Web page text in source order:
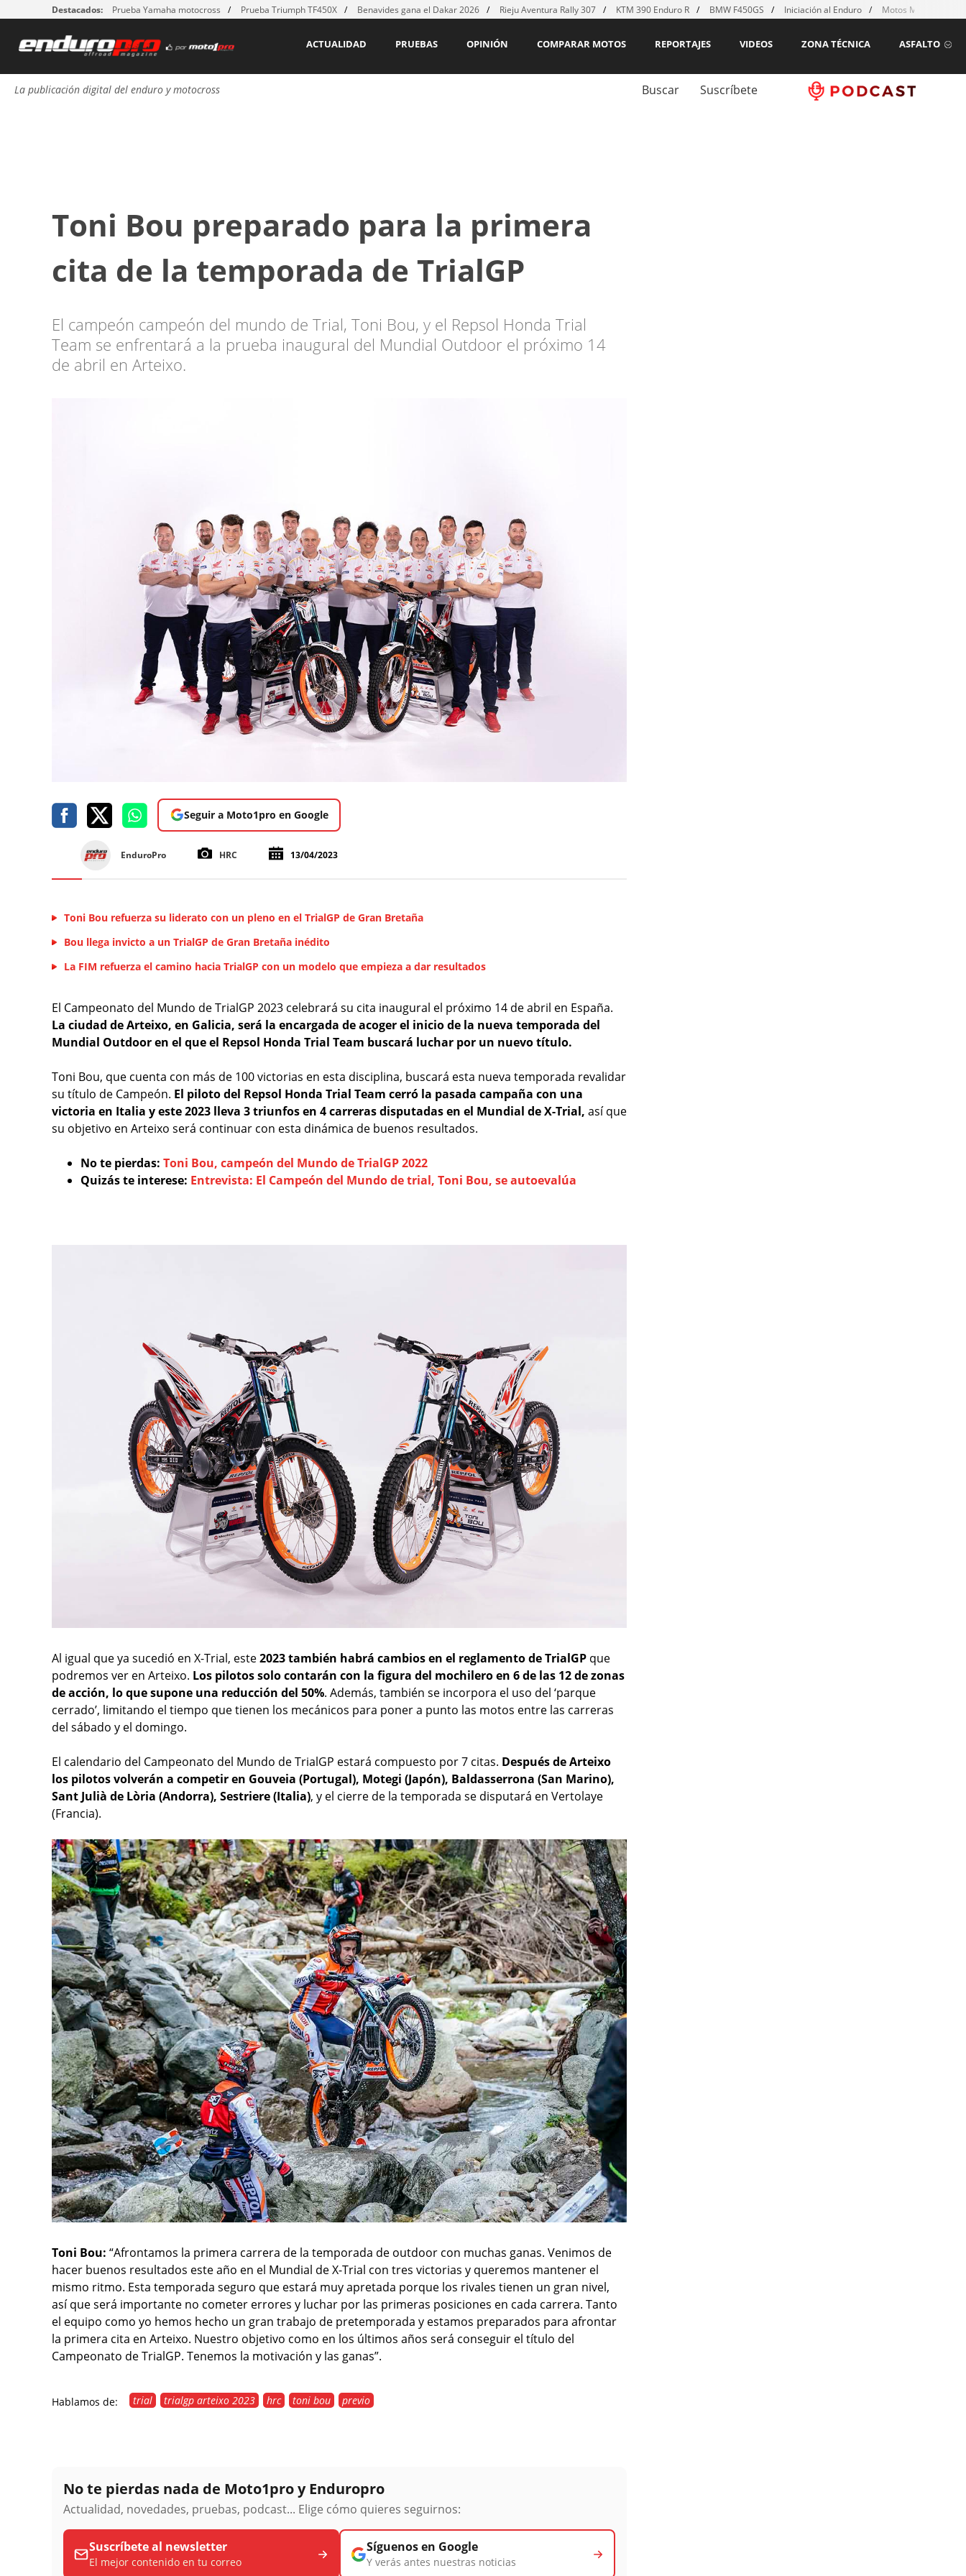
Destacados: Prueba Yamaha motocross Prueba Triumph TF450X Benavides gana el Dakar 2026 Rieju Aventura Rally 307 KTM 390 Enduro R BMW F450GS Iniciación al Enduro Motos MX para
ASFALTO
ZONA TÉCNICA
VIDEOS
REPORTAJES
COMPARAR MOTOS
OPINIÓN
PRUEBAS
ACTUALIDAD
La publicación digital del enduro y motocross Buscar Suscríbete
Toni Bou preparado para la primera
cita de la temporada de TrialGP
El campeón campeón del mundo de Trial, Toni Bou, y el Repsol Honda Trial
Team se enfrentará a la prueba inaugural del Mundial Outdoor el próximo 14
de abril en Arteixo.
Seguir a Moto1pro en Google
EnduroPro HRC 13/04/2023
Toni Bou refuerza su liderato con un pleno en el TrialGP de Gran Bretaña
Bou llega invicto a un TrialGP de Gran Bretaña inédito
La FIM refuerza el camino hacia TrialGP con un modelo que empieza a dar resultados
El Campeonato del Mundo de TrialGP 2023 celebrará su cita inaugural el próximo 14 de abril en España.
La ciudad de Arteixo, en Galicia, será la encargada de acoger el inicio de la nueva temporada del
Mundial Outdoor en el que el Repsol Honda Trial Team buscará luchar por un nuevo título.
Toni Bou, que cuenta con más de 100 victorias en esta disciplina, buscará esta nueva temporada revalidar
su título de Campeón. El piloto del Repsol Honda Trial Team cerró la pasada campaña con una
victoria en Italia y este 2023 lleva 3 triunfos en 4 carreras disputadas en el Mundial de X-Trial, así que
su objetivo en Arteixo será continuar con esta dinámica de buenos resultados.
No te pierdas: Toni Bou, campeón del Mundo de TrialGP 2022
Quizás te interese: Entrevista: El Campeón del Mundo de trial, Toni Bou, se autoevalúa
Al igual que ya sucedió en X-Trial, este2023 también habrá cambios en el reglamento de TrialGP que
podremos ver en Arteixo. Los pilotos solo contarán con la figura del mochilero en 6 de las 12 de zonas
de acción, lo que supone una reducción del 50%. Además, también se incorpora el uso del ‘parque
cerrado’, limitando el tiempo que tienen los mecánicos para poner a punto las motos entre las carreras
del sábado y el domingo.
El calendario del Campeonato del Mundo de TrialGP estará compuesto por 7 citas. Después de Arteixo
los pilotos volverán a competir en Gouveia (Portugal), Motegi (Japón), Baldasserrona (San Marino),
Sant Julià de Lòria (Andorra), Sestriere (Italia), y el cierre de la temporada se disputará en Vertolaye
(Francia).
Toni Bou: “Afrontamos la primera carrera de la temporada de outdoor con muchas ganas. Venimos de
hacer buenos resultados este año en el Mundial de X-Trial con tres victorias y queremos mantener el
mismo ritmo. Esta temporada seguro que estará muy apretada porque los rivales tienen un gran nivel,
así que será importante no cometer errores y luchar por las primeras posiciones en cada carrera. Tanto
el equipo como yo hemos hecho un gran trabajo de pretemporada y estamos preparados para afrontar
la primera cita en Arteixo. Nuestro objetivo como en los últimos años será conseguir el título del
Campeonato de TrialGP. Tenemos la motivación y las ganas”.
Hablamos de: trial trialgp arteixo 2023 hrc toni bou previo
No te pierdas nada de Moto1pro y Enduropro
Actualidad, novedades, pruebas, podcast... Elige cómo quieres seguirnos:
Suscríbete al newsletter
El mejor contenido en tu correo
Síguenos en Google
Y verás antes nuestras noticias